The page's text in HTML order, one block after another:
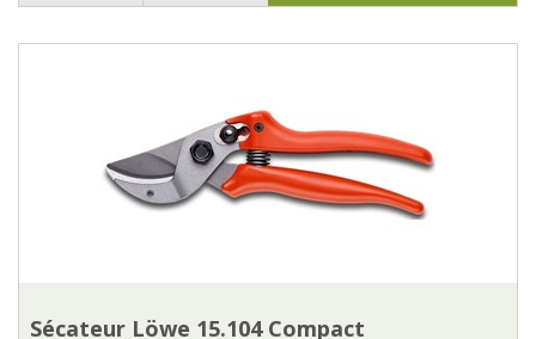
Sécateur Löwe 15.104 Compact